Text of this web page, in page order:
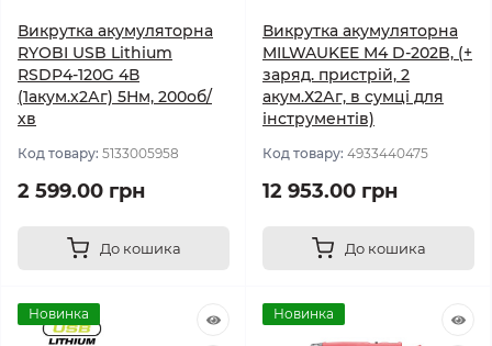
Викрутка акумуляторна
RYOBI USB Lithium
RSDP4-120G 4В
(1акум.х2Аг) 5Нм, 200об/
хв
Код товару: 5133005958
2 599.00 грн
До кошика
Викрутка акумуляторна
MILWAUKEE M4 D-202B, (+
заряд. пристрій, 2
акум.Х2Аг, в сумці для
інструментів)
Код товару: 4933440475
12 953.00 грн
До кошика
Новинка Новинка